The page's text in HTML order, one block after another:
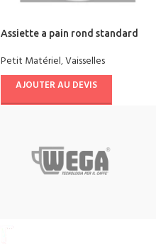
Assiette a pain rond standard
Petit Matériel,Vaisselles
AJOUTER AU DEVIS